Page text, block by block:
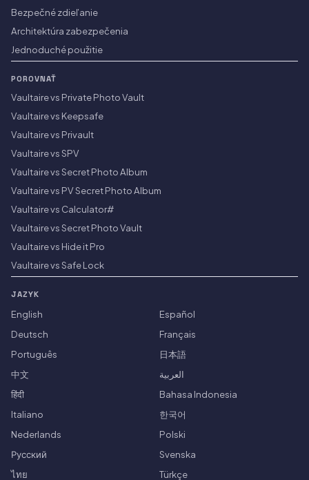
Bezpečné zdieľanie
Architektúra zabezpečenia
Jednoduché použitie
POROVNAŤ
Vaultaire vs Private Photo Vault
Vaultaire vs Keepsafe
Vaultaire vs Privault
Vaultaire vs SPV
Vaultaire vs Secret Photo Album
Vaultaire vs PV Secret Photo Album
Vaultaire vs Calculator#
Vaultaire vs Secret Photo Vault
Vaultaire vs Hide it Pro
Vaultaire vs Safe Lock
JAZYK
English
Español
Deutsch
Français
Português
日本語
中文
العربية
हिंदी
Bahasa Indonesia
Italiano
한국어
Nederlands
Polski
Русский
Svenska
ไทย
Türkçe